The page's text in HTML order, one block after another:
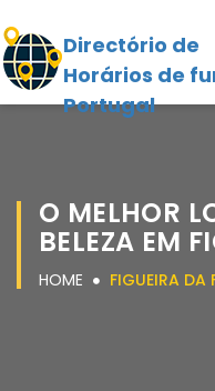
Directório de
Horários de
Portugal
O MELHOR
BELEZA EM
HOME FIGUEIRA DA